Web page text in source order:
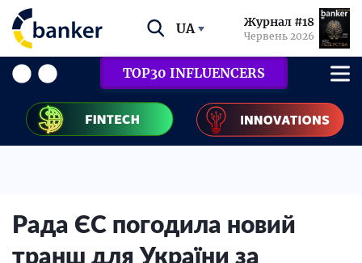
UA Журнал #18
Червень 2026
TOP30 INFLUENCERS
Рада ЄС погодила новий
транш для України за